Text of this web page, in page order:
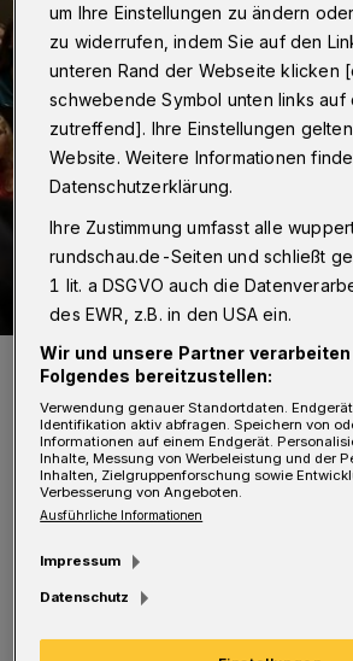
Die Elberfelder Mädchenkurende (Archivbild).
Foto: Mädchenkurrende
U
erklingen internationale
Weltfrauentag, der seit über 100
traditionell am 8. März
um Ihre Einstellungen zu ändern
zu widerrufen, indem Sie auf den
unteren Rand der Webseite klicken
schwebende Symbol unten links auf
zutreffend]. Ihre Einstellungen
Website. Weitere Informationen
Datenschutzerklärung.
Ihre Zustimmung umfasst alle
rundschau.de-Seiten und schließt
1 lit. a DSGVO auch die
des EWR, z.B. in den USA ein.
Wir und unsere Partner
Folgendes bereitzustellen:
Verwendung genauer Standortdaten.
Identifikation aktiv abfragen. Speichern von
Informationen auf einem Endgerät.
Inhalte, Messung von Werbeleistung und der
Inhalten, Zielgruppenforschung sowie
Verbesserung von Angeboten.
Ausführliche Informationen
Impressum
Datenschutz